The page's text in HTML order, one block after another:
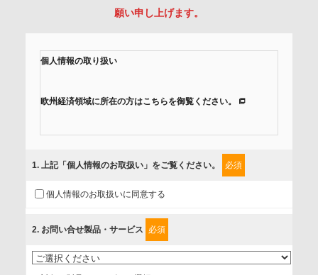
願い申し上げます。
個人情報の取り扱い
欧州経済領域に所在の方はこちらを御覧ください。
組みを行っています。
に取扱い、これらで定める範囲内で、サービスの提供やご案
内等のために利用させていただいております。
情報を提供されるお客様（本人）に対して、情報の収集目
的、管理者、提供の有無、情報提供の任意性や権利について
1. 上記「個人情報のお取扱い」をご覧ください。 必須
個人情報のお取扱いに同意する
2. お問い合せ製品・サービス 必須